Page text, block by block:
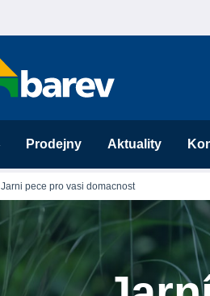
Prodejny Aktuality
Jarni pece pro vasi domacnost